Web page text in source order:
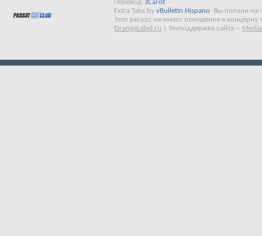
Перевод: zCarot
Extra Tabs by vBulletin Hispano
Вы попали на
Этот ресурс не имеет отношения к концерну
OrangeLabel.ru
Техподдержка сайта --